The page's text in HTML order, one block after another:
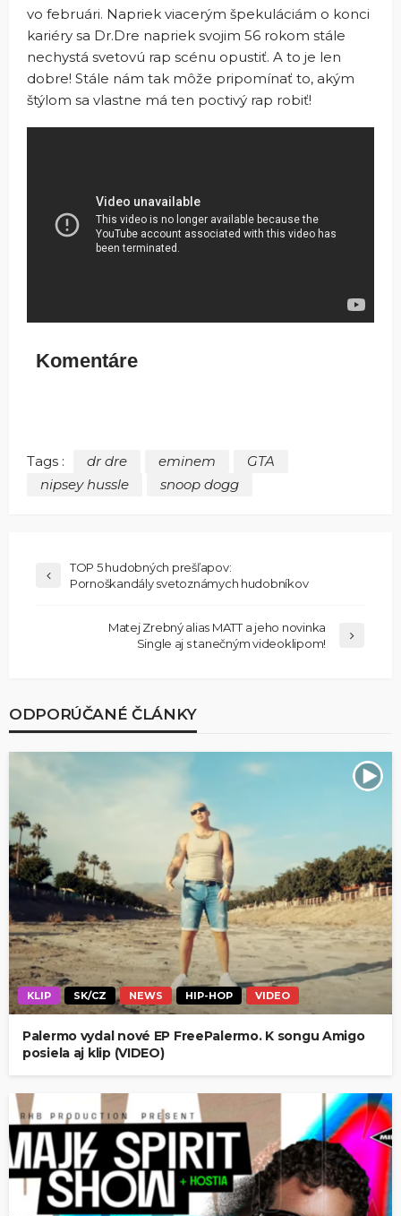
vo februári. Napriek viacerým špekuláciám o konci
kariéry sa Dr.Dre napriek svojim 56 rokom stále
nechystá svetovú rap scénu opustiť. A to je len
dobre! Stále nám tak môže pripomínať to, akým
štýlom sa vlastne má ten poctivý rap robiť!
Komentáre
Tags : dr dre eminem
GTA
nipsey hussle
snoop dogg
TOP 5 hudobných prešľapov:
Pornoškandály svetoznámych hudobníkov
Matej Zrebný alias MATT a jeho novinka
Single aj s tanečným videoklipom!
ODPORÚČANÉ ČLÁNKY
KLIP SK/CZ NEWS HIP-HOP VIDEO
Palermo vydal nové EP FreePalermo. K songu Amigo
posiela aj klip (VIDEO)